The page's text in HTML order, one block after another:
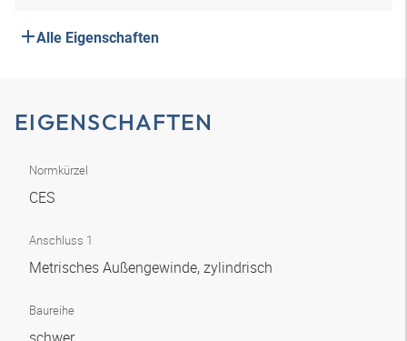
Alle Eigenschaften
EIGENSCHAFTEN
Normkürzel
CES
Anschluss 1
Metrisches Außengewinde, zylindrisch
Baureihe